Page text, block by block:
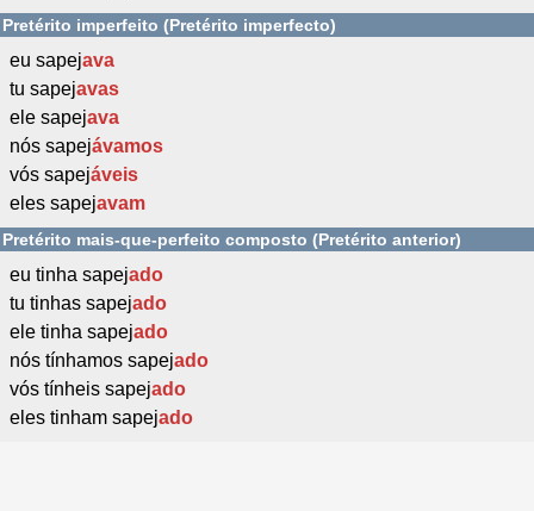
Pretérito imperfeito (Pretérito imperfecto)
eu sapejava
tu sapejavas
ele sapejava
nós sapejávamos
vós sapejáveis
eles sapejavam
Pretérito mais-que-perfeito composto (Pretérito anterior)
eu tinha sapejado
tu tinhas sapejado
ele tinha sapejado
nós tínhamos sapejado
vós tínheis sapejado
eles tinham sapejado